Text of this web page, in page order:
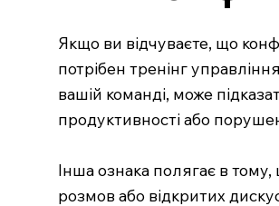
Якщо ви відчуваєте, що
потрібен тренінг
вашій команді, може
продуктивності або
Інша ознака полягає в
розмов або відкритих